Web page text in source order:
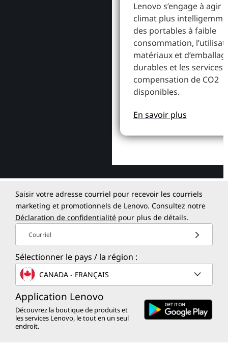
Lenovo s’engage à agir
climat plus
des portables à faible
consommation,
matériaux et
durables et les services
compensation de CO2
disponibles.
En savoir plus
Saisir votre adresse courriel pour recevoir les courriels
marketing et promotionnels de Lenovo. Consultez notre
Déclaration de confidentialité pour plus de détails.
Courriel
Sélectionner le pays / la région :
CANADA - FRANÇAIS
Application Lenovo
Découvrez la boutique de produits et
les services Lenovo, le tout en un seul
endroit.